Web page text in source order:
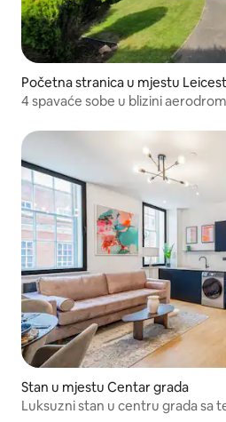
Početna stranica u mjestu
4 spavaće sobe u blizini
Stan u mjestu Centar grada
Luksuzni stan u centru grada sa